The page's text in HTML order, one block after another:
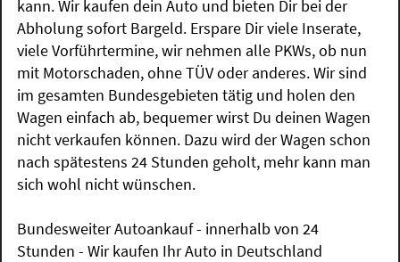
kann. Wir kaufen dein Auto und bieten Dir bei der
Abholung sofort Bargeld. Erspare Dir viele Inserate,
viele Vorführtermine, wir nehmen alle PKWs, ob nun
mit Motorschaden, ohne TÜV oder anderes. Wir sind
im gesamten Bundesgebieten tätig und holen den
Wagen einfach ab, bequemer wirst Du deinen Wagen
nicht verkaufen können. Dazu wird der Wagen schon
nach spätestens 24 Stunden geholt, mehr kann man
sich wohl nicht wünschen.
Bundesweiter Autoankauf - innerhalb von 24
Stunden - Wir kaufen Ihr Auto in Deutschland